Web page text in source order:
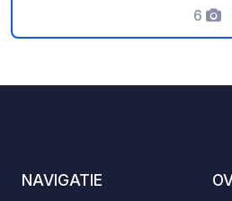
wordt afgeraden voor
Wijnrondleidingen en -
6
Foto's
NAVIGATIE